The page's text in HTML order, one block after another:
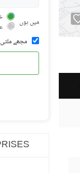
میں ہوں
مجھے ملتی